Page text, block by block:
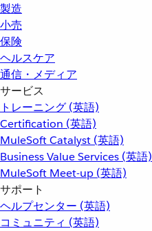
製造
小売
保険
ヘルスケア
通信・メディア
サービス
トレーニング (英語)
Certification (英語)
MuleSoft Catalyst (英語)
Business Value Services (英語)
MuleSoft Meet-up (英語)
サポート
ヘルプセンター (英語)
コミュニティ (英語)